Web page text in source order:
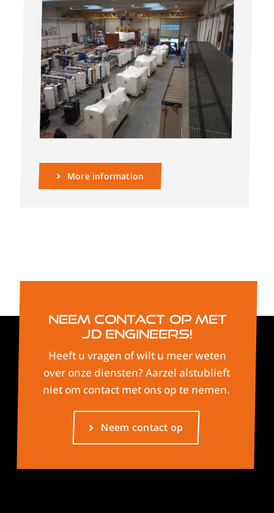
More information
Neem contact op met
JD Engineers!
Heeft u vragen of wilt u meer weten
over onze diensten? Aarzel alstublieft
niet om contact met ons op te nemen.
Neem contact op